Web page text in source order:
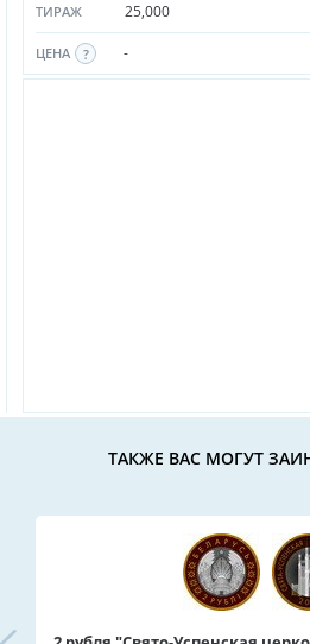
ТИРАЖ 25,000
ЦЕНА -
ТАКЖЕ ВАС МОГУТ